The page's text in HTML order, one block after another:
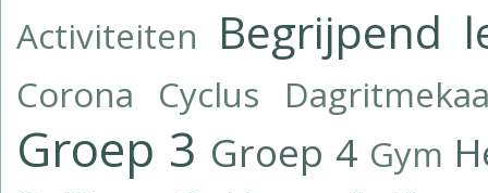
Activiteiten Begrijpend
Corona Cyclus
Groep 3 Groep 4 Gym